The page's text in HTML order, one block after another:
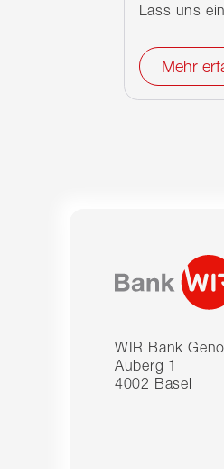
Lass uns
Mehr
WIR Bank
Auberg 1
4002 Basel